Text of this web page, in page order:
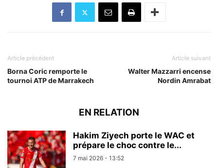
Article précédent
Borna Coric remporte le
tournoi ATP de Marrakech
Article suivant
Walter Mazzarri encense
Nordin Amrabat
EN RELATION
Hakim Ziyech porte le WAC et
prépare le choc contre le...
7 mai 2026 - 13:52